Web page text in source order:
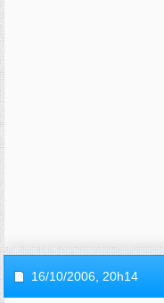
16/10/2006, 20h14